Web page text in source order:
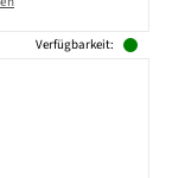
Verfügbarkeit: